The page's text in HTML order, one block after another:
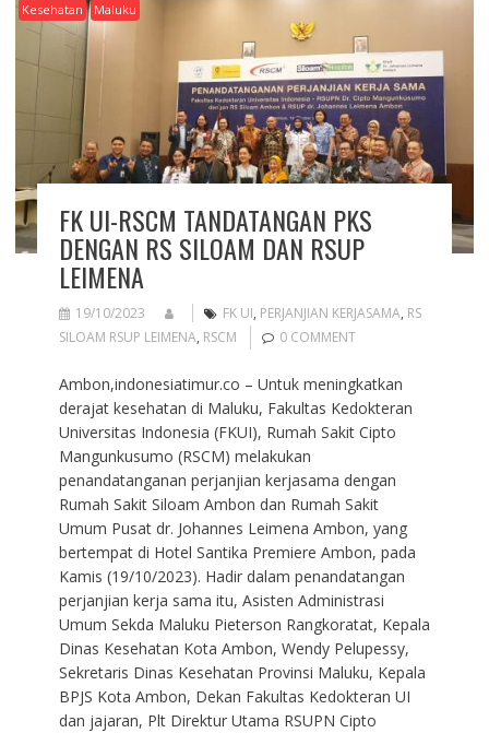
Kesehatan Maluku
FK UI-RSCM TANDATANGAN PKS
DENGAN RS SILOAM DAN RSUP
LEIMENA
19/10/2023 FK UI, PERJANJIAN KERJASAMA, RS
SILOAM RSUP LEIMENA, RSCM 0 COMMENT
Ambon,indonesiatimur.co – Untuk meningkatkan
derajat kesehatan di Maluku, Fakultas Kedokteran
Universitas Indonesia (FKUI), Rumah Sakit Cipto
Mangunkusumo (RSCM) melakukan
penandatanganan perjanjian kerjasama dengan
Rumah Sakit Siloam Ambon dan Rumah Sakit
Umum Pusat dr. Johannes Leimena Ambon, yang
bertempat di Hotel Santika Premiere Ambon, pada
Kamis (19/10/2023). Hadir dalam penandatangan
perjanjian kerja sama itu, Asisten Administrasi
Umum Sekda Maluku Pieterson Rangkoratat, Kepala
Dinas Kesehatan Kota Ambon, Wendy Pelupessy,
Sekretaris Dinas Kesehatan Provinsi Maluku, Kepala
BPJS Kota Ambon, Dekan Fakultas Kedokteran UI
dan jajaran, Plt Direktur Utama RSUPN Cipto